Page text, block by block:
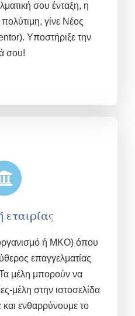
σου ένταξη, η
πολύτιμη, γίνε Νέος
Υποστήριξε την
σου!
ή ΜΚΟ) όπου
επαγγελματίας
μέλη μπορούν να
μέλη στην ιστοσελίδα
ενθαρρύνουμε το